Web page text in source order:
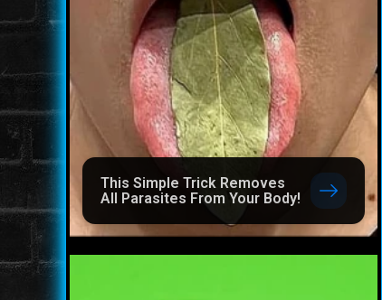
This Simple Trick Removes
All Parasites From Your Body!